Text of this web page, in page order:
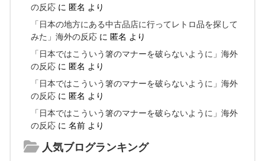
の反応 に匿名 より
「日本の地方にある中古品店に行ってレトロ品を探して
みた」海外の反応 に匿名 より
「日本ではこういう箸のマナーを破らないように」海外
の反応 に匿名 より
「日本ではこういう箸のマナーを破らないように」海外
の反応 に匿名 より
「日本ではこういう箸のマナーを破らないように」海外
の反応 に名前 より
人気ブログランキング